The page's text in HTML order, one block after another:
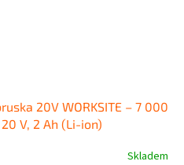
20V WORKSITE – 7 000
V, 2 Ah (Li-ion)
Skladem